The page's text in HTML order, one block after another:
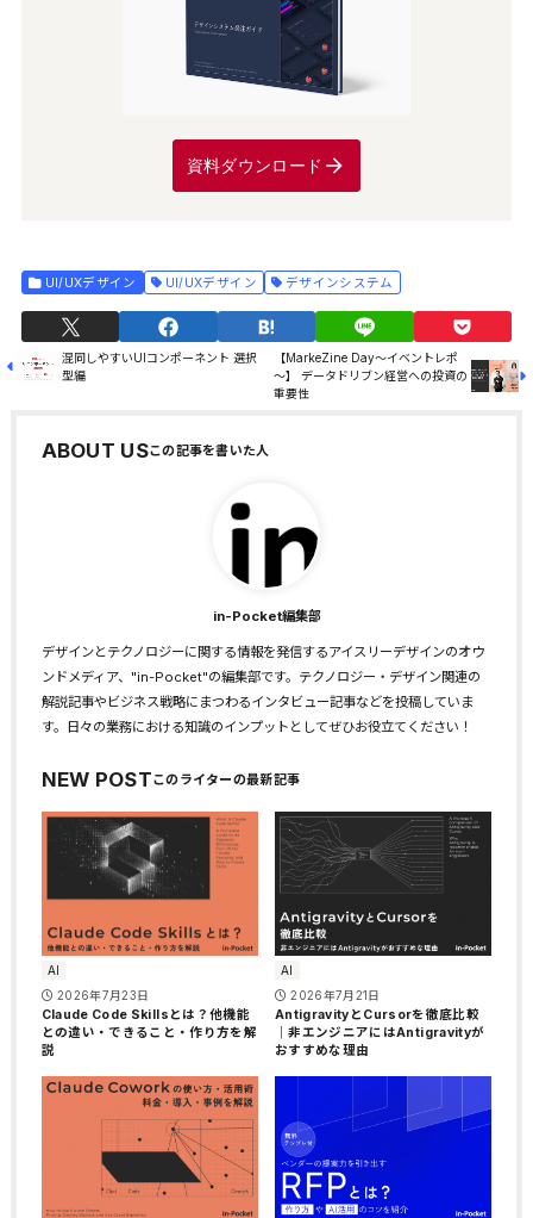
資料ダウンロード
UI/UXデザイン UI/UXデザイン デザインシステム
混同しやすいUIコンポーネント 選択
型編
【MarkeZine Day～イベントレポ
～】 データドリブン経営への投資の
重要性
ABOUT US
in-Pocket編集部
デザインとテクノロジーに関する情報を発信するアイスリーデザインのオウ
ンドメディア、"in-Pocket"の編集部です。テクノロジー・デザイン関連の
解説記事やビジネス戦略にまつわるインタビュー記事などを投稿していま
す。日々の業務における知識のインプットとしてぜひお役立てください！
NEW POST
AI
2026年7月23日
Claude Code Skillsとは？他機能
との違い・できること・作り方を解
説
AI
2026年7月21日
AntigravityとCursorを徹底比較
｜非エンジニアにはAntigravityが
おすすめな理由